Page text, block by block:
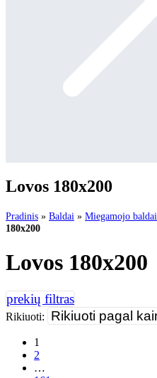
Lovos 180x200
Pradinis » Baldai » Miegamojo baldai
180x200
Lovos 180x200
Rikiuoti:
1
2
…